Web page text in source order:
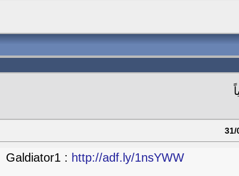
Galdiator1 : http://adf.ly/1nsYWW